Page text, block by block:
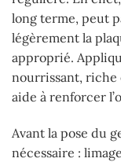
long terme, peut
légèrement la
approprié.
nourrissant, riche
aide à renforcer
Avant la pose du
nécessaire :